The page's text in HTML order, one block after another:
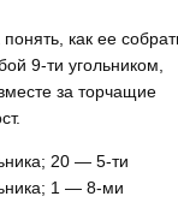
как ее
9-ти угольником,
за торчащие
20 — 5-ти
1 — 8-ми